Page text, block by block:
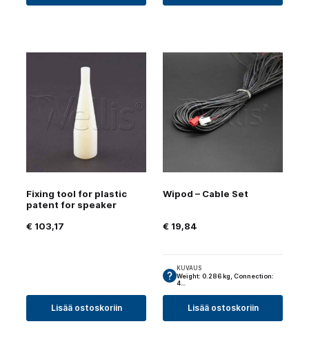
Fixing tool for plastic
patent for speaker
€ 103,17
Lisää ostoskoriin
Wipod – Cable Set
€ 19,84
KUVAUS
Weight: 0.286 kg, Connection:
4…
Lisää ostoskoriin